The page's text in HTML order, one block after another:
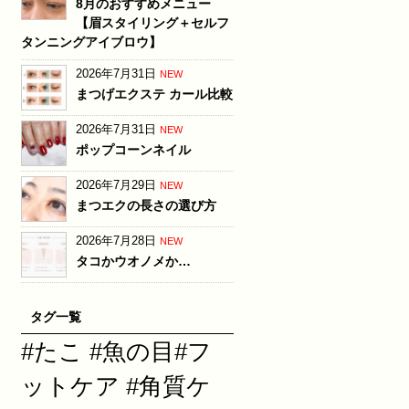
8月のおすすめメニュー
【眉スタイリング＋セルフ
タンニングアイブロウ】
2026年7月31日 NEW
まつげエクステ カール比較
2026年7月31日 NEW
ポップコーンネイル
2026年7月29日 NEW
まつエクの長さの選び方
2026年7月28日 NEW
タコかウオノメか…
タグ一覧
#たこ #魚の目#フ
ットケア #角質ケ